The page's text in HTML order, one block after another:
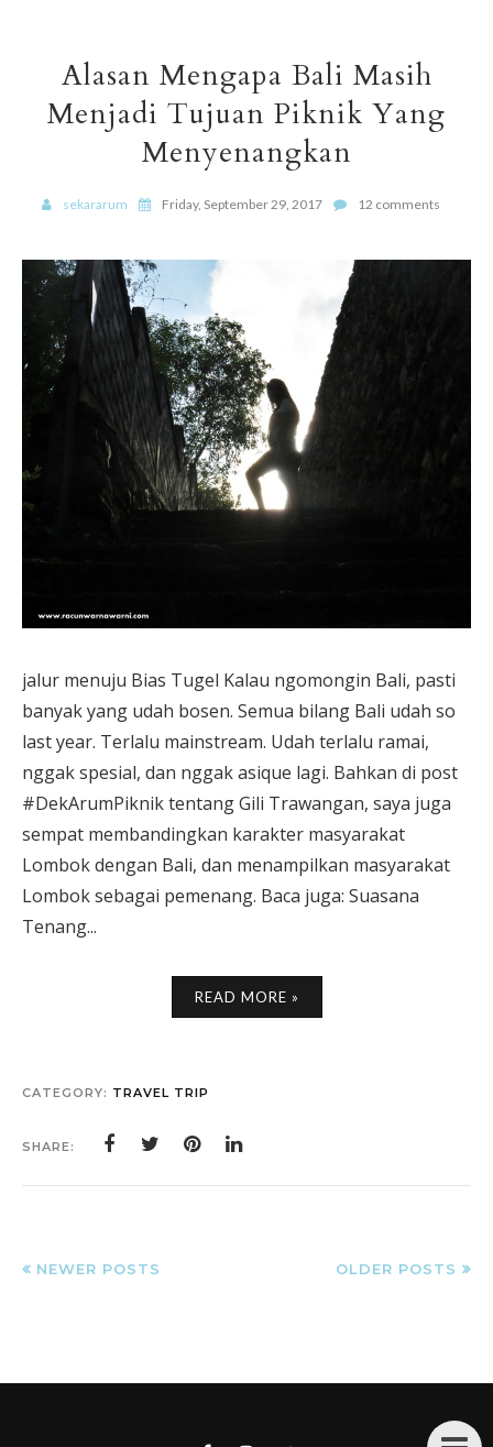
Alasan Mengapa Bali Masih
Menjadi Tujuan Piknik Yang
Menyenangkan
sekararum Friday, September 29, 2017 12 comments
jalur menuju Bias Tugel Kalau ngomongin Bali, pasti
banyak yang udah bosen. Semua bilang Bali udah so
last year. Terlalu mainstream. Udah terlalu ramai,
nggak spesial, dan nggak asique lagi. Bahkan di post
#DekArumPiknik tentang Gili Trawangan, saya juga
sempat membandingkan karakter masyarakat
Lombok dengan Bali, dan menampilkan masyarakat
Lombok sebagai pemenang. Baca juga: Suasana
Tenang...
READ MORE »
CATEGORY: TRAVEL TRIP
SHARE:
NEWER POSTS OLDER POSTS